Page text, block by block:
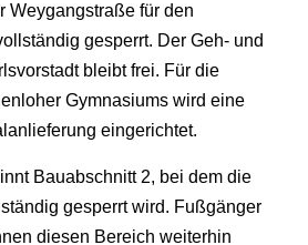
Weygangstraße für den
gesperrt. Der Geh- und
bleibt frei. Für die
Gymnasiums wird eine
eingerichtet.
Bauabschnitt 2, bei dem die
gesperrt wird. Fußgänger
diesen Bereich weiterhin